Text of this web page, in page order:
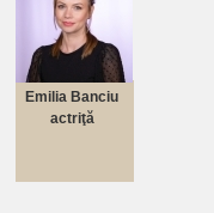
Emilia Banciu
actriţă